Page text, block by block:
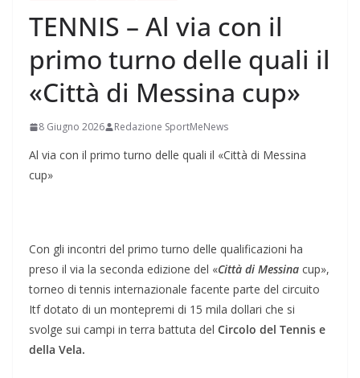
TENNIS – Al via con il
primo turno delle quali il
«Città di Messina cup»
8 Giugno 2026 Redazione SportMeNews
Al via con il primo turno delle quali il «Città di Messina
cup»
Con gli incontri del primo turno delle qualificazioni ha
preso il via la seconda edizione del «Città di Messina cup»,
torneo di tennis internazionale facente parte del circuito
Itf dotato di un montepremi di 15 mila dollari che si
svolge sui campi in terra battuta del Circolo del Tennis e
della Vela.